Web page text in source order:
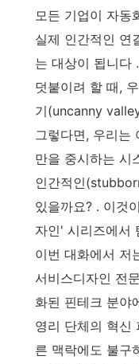
모든 기업이 자동
실제 인간적인 연
는 대상이 됩니다
덧붙이려 할 때,
기(uncanny
그렇다면, 우리는
만을 중시하는 시
인간적인
있을까요? . 이것
자인' 시리즈에서
이번 대화에서 저
서비스디자인 전
화된 핀테크 분야
영리 단체의 혁신
른 맥락에도 불구